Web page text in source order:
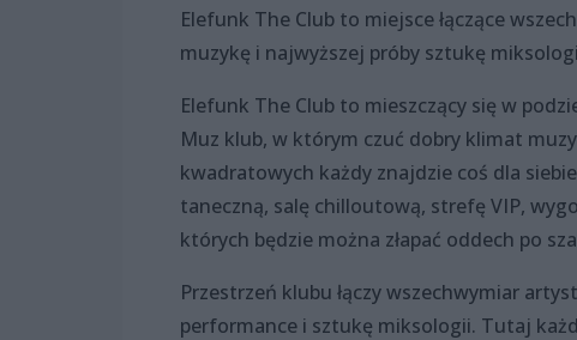
Elefunk The Club to miejsce łączące
muzykę i najwyższej próby sztukę
Elefunk The Club to mieszczący się w
Muz klub, w którym czuć dobry klimat
kwadratowych każdy znajdzie coś dla
taneczną, salę chilloutową, strefę VIP,
których będzie można złapać oddech po
Przestrzeń klubu łączy wszechwymiar
performance i sztukę miksologii. Tutaj